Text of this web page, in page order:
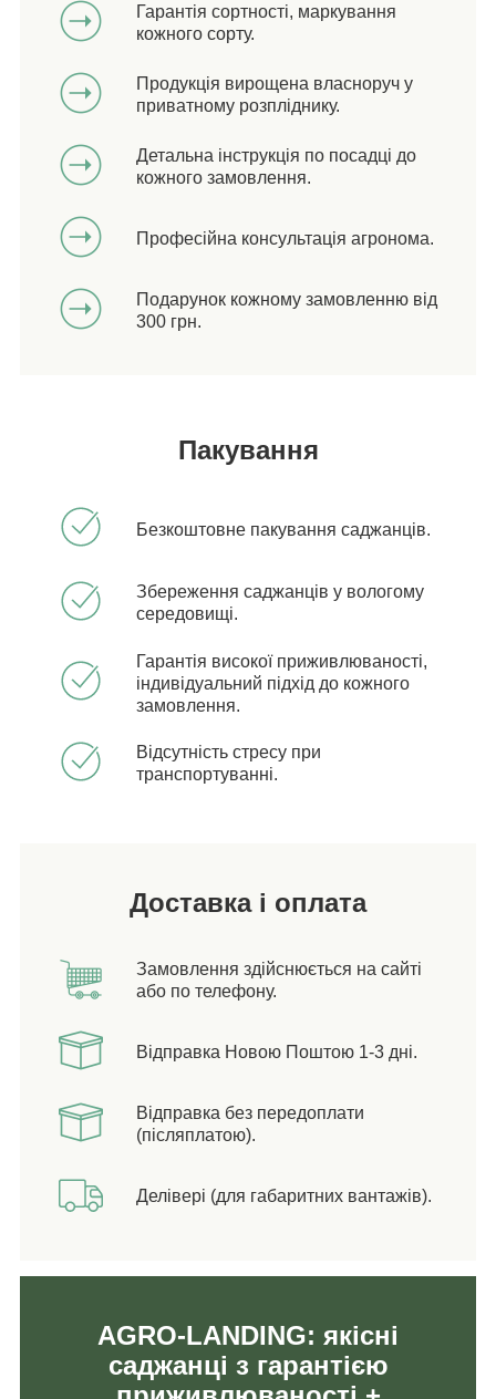
Гарантія сортності, маркування
кожного сорту.
Продукція вирощена власноруч у
приватному розпліднику.
Детальна інструкція по посадці до
кожного замовлення.
Професійна консультація агронома.
Подарунок кожному замовленню від
300 грн.
Пакування
Безкоштовне пакування саджанців.
Збереження саджанців у вологому
середовищі.
Гарантія високої приживлюваності,
індивідуальний підхід до кожного
замовлення.
Відсутність стресу при
транспортуванні.
Доставка і оплата
Замовлення здійснюється на сайті
або по телефону.
Відправка Новою Поштою 1-3 дні.
Відправка без передоплати
(післяплатою).
Делівері (для габаритних вантажів).
AGRO-LANDING: якісні
саджанці з гарантією